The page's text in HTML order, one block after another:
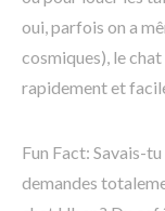
oui, parfois on a
cosmiques), le
rapidement et
Fun Fact: Savais-
demandes